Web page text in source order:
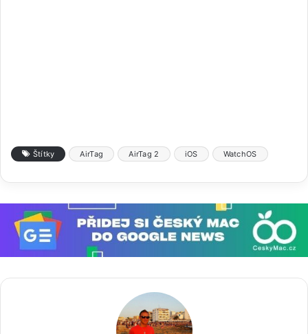
Štítky AirTag AirTag 2 iOS WatchOS